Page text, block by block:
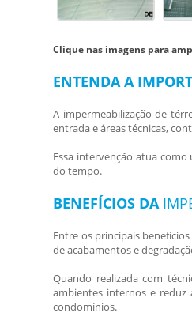
Clique nas imagens para
ENTENDA A
A impermeabilização de
entrada e áreas técnicas,
Essa intervenção atua
do tempo.
BENEFÍCIOS DA
Entre os principais
de acabamentos e
Quando realizada com
ambientes internos e reduz
condomínios.